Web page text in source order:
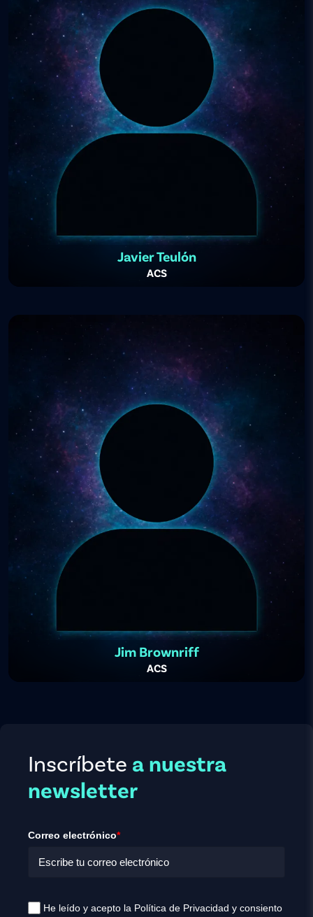
Javier Teulón
ACS
Jim Brownriff
ACS
Inscríbete a nuestra
newsletter
Correo electrónico*
He leído y acepto la Política de Privacidad y consiento